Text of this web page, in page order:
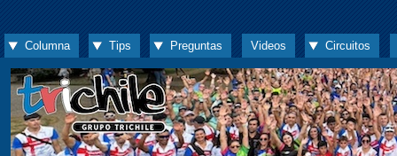
Columna Tips Preguntas Videos Circuitos